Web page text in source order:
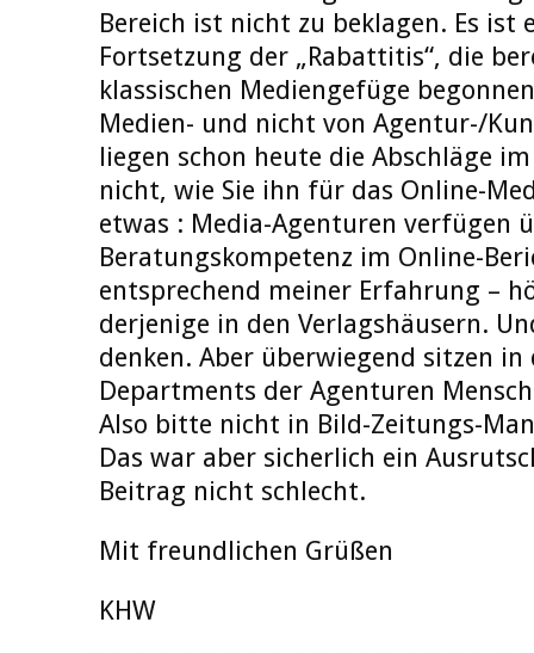
Bereich ist nicht zu beklagen. Es ist
Fortsetzung der „Rabattitis“, die
klassischen Mediengefüge
Medien- und nicht von Agentur-/
liegen schon heute die Abschläge
nicht, wie Sie ihn für das Online-
etwas : Media-Agenturen verfügen
Beratungskompetenz im Online-
entsprechend meiner Erfahrung –
derjenige in den Verlagshäusern.
denken. Aber überwiegend sitzen in
Departments der Agenturen
Also bitte nicht in Bild-Zeitungs-
Das war aber sicherlich ein
Beitrag nicht schlecht.
Mit freundlichen Grüßen
KHW